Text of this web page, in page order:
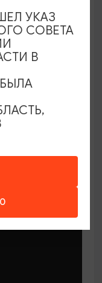
Елены
УКАЗ
СОВЕТА
В